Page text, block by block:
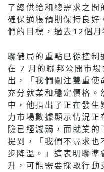
了總供給和總需求之間
確保通脹預期保持良好
們的目標，過去12個月
聯儲局的重點已從控制
在 7 月的聯邦公開市
出，「我們關注雙重使
充分就業和穩定價格。
中，他指出了正在發生
力市場數據顯示情況正
險已經減弱，而就業的
提到，「我們不尋求也
步降溫。」這表明聯準
升，可能需要採取行動